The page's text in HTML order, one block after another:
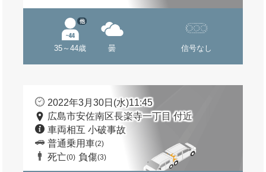
35～44歳
他
曇 信号なし
2022年3月30日(水)11:45
広島市安佐南区長楽寺一丁目 付近
車両相互 小破事故
普通乗用車(2)
死亡(0) 負傷(3)